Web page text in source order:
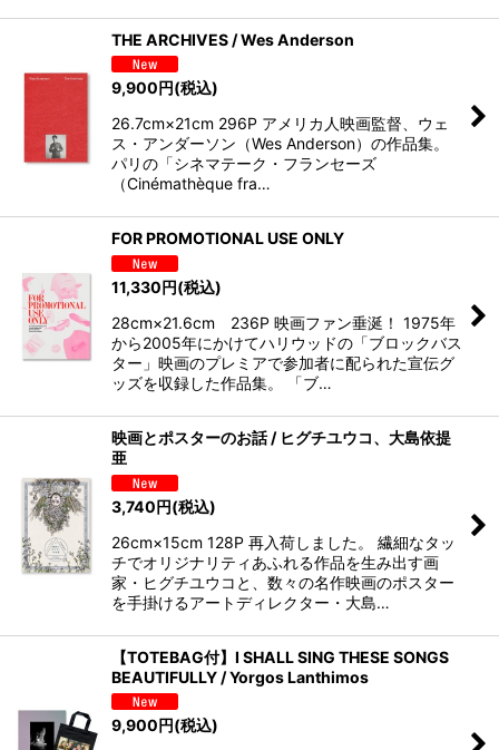
THE ARCHIVES / Wes Anderson
9,900円(税込)
26.7cm×21cm 296P アメリカ人映画監督、ウェ
ス・アンダーソン（Wes Anderson）の作品集。
パリの「シネマテーク・フランセーズ
（Cinémathèque fra…
FOR PROMOTIONAL USE ONLY
11,330円(税込)
28cm×21.6cm 236P 映画ファン垂涎！ 1975年
から2005年にかけてハリウッドの「ブロックバス
ター」映画のプレミアで参加者に配られた宣伝グ
ッズを収録した作品集。 「ブ…
映画とポスターのお話 / ヒグチユウコ、大島依提
亜
3,740円(税込)
26cm×15cm 128P 再入荷しました。 繊細なタッ
チでオリジナリティあふれる作品を生み出す画
家・ヒグチユウコと、数々の名作映画のポスター
を手掛けるアートディレクター・大島…
【TOTEBAG付】I SHALL SING THESE SONGS
BEAUTIFULLY / Yorgos Lanthimos
9,900円(税込)